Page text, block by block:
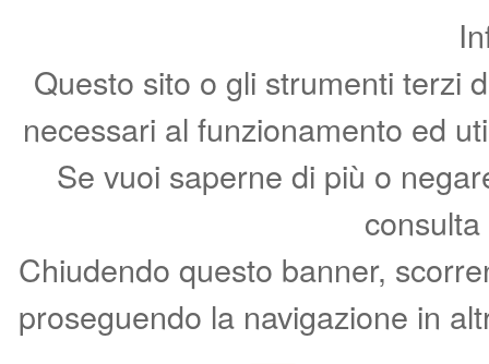
Questo sito o gli strumenti terzi
necessari al funzionamento ed
Se vuoi saperne di più o
Chiudendo questo banner,
proseguendo la navigazione in